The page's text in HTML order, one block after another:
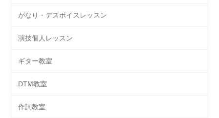
がなり・デスボイスレッスン
演技個人レッスン
ギター教室
DTM教室
作詞教室